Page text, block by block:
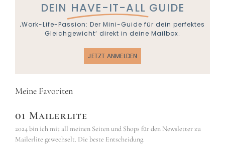
DEIN HAVE-IT-ALL GUIDE
‚Work-Life-Passion: Der Mini-Guide für dein perfektes
Gleichgewicht‘ direkt in deine Mailbox.
JETZT ANMELDEN
Meine Favoriten
01 Mailerlite
2024 bin ich mit all meinen Seiten und Shops für den Newsletter zu
Mailerlite gewechselt. Die beste Entscheidung.